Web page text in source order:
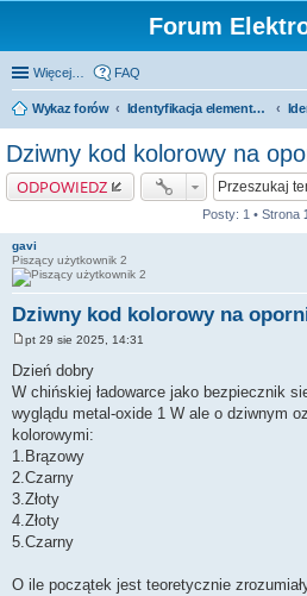
Forum
Więcej… FAQ
Wykaz forów Identyfikacja elementów i zamienniki
Dziwny kod kolorowy na
ODPOWIEDZ
Posty: 1 • Strona
gavi
Piszący użytkownik 2
Dziwny kod kolorowy na
P
o
s
t
pt 29 sie 2025, 14:31
Dzień dobry
W chińskiej ładowarce jako bezpiecznik
wyglądu metal-oxide 1 W ale o dziwnym
kolorowymi:
1.Brązowy
2.Czarny
3.Złoty
4.Złoty
5.Czarny
O ile początek jest teoretycznie